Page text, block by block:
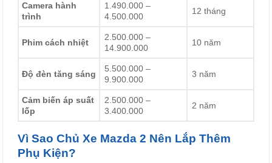
Camera hành
trình
1.490.000 –
4.500.000
12 tháng
Phim cách nhiệt
2.500.000 –
14.900.000
10 năm
Độ đèn tăng sáng
5.500.000 –
9.900.000
3 năm
Cảm biến áp suất
lốp
2.500.000 –
3.400.000
2 năm
Vì Sao Chủ Xe Mazda 2 Nên Lắp Thêm
Phụ Kiện?